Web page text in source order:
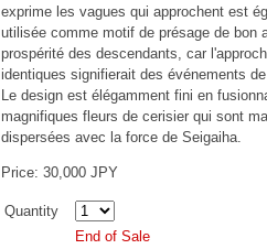
exprime les vagues qui approchent est
utilisée comme motif de présage de bon
prospérité des descendants, car
identiques signifierait des événements
Le design est élégamment fini en
magnifiques fleurs de cerisier qui sont
dispersées avec la force de Seigaiha.
Price: 30,000 JPY
Quantity
End of Sale